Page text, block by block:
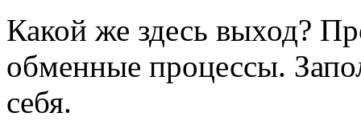
Какой же здесь выход?
обменные процессы.
себя.